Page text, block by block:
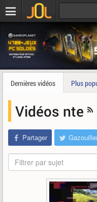
Dernières vidéos Plus
Vidéos nte
Partager
Filtrer par sujet